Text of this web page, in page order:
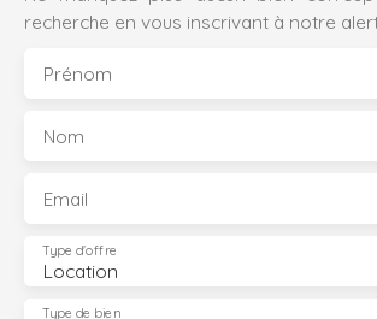
recherche en vous inscrivant à notre
Prénom
Nom
Email
Location
Type d'offre
Type de bien